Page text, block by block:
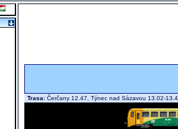
Trasa: Čerčany 12.47, Týnec nad Sázavou 13.02-